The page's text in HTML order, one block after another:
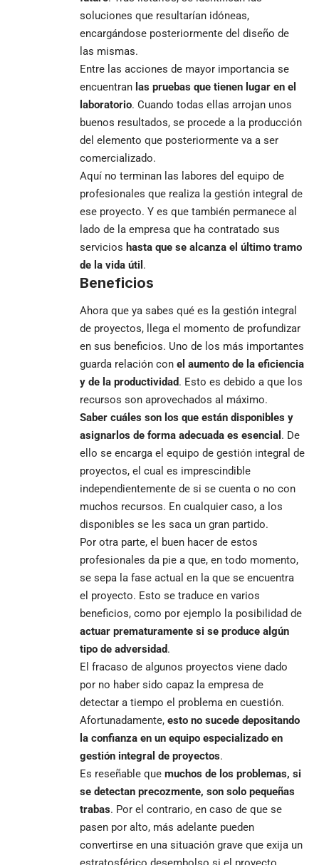
soluciones que resultarían idóneas,
encargándose posteriormente del diseño de
las mismas.
Entre las acciones de mayor importancia se
encuentran las pruebas que tienen lugar en el
laboratorio. Cuando todas ellas arrojan unos
buenos resultados, se procede a la producción
del elemento que posteriormente va a ser
comercializado.
Aquí no terminan las labores del equipo de
profesionales que realiza la gestión integral de
ese proyecto. Y es que también permanece al
lado de la empresa que ha contratado sus
servicios hasta que se alcanza el último tramo
de la vida útil .
Beneficios
Ahora que ya sabes qué es la gestión integral
de proyectos, llega el momento de profundizar
en sus beneficios. Uno de los más importantes
guarda relación con el aumento de la eficiencia
y de la productividad. Esto es debido a que los
recursos son aprovechados al máximo.
Saber cuáles son los que están disponibles y
asignarlos de forma adecuada es esencial . De
ello se encarga el equipo de gestión integral de
proyectos, el cual es imprescindible
independientemente de si se cuenta o no con
muchos recursos. En cualquier caso, a los
disponibles se les saca un gran partido.
Por otra parte, el buen hacer de estos
profesionales da pie a que, en todo momento,
se sepa la fase actual en la que se encuentra
el proyecto. Esto se traduce en varios
beneficios, como por ejemplo la posibilidad de
actuar prematuramente si se produce algún
tipo de adversidad.
El fracaso de algunos proyectos viene dado
por no haber sido capaz la empresa de
detectar a tiempo el problema en cuestión.
Afortunadamente, esto no sucede depositando
la confianza en un equipo especializado en
gestión integral de proyectos.
Es reseñable que muchos de los problemas, si
se detectan precozmente, son solo pequeñas
trabas. Por el contrario, en caso de que se
pasen por alto, más adelante pueden
convertirse en una situación grave que exija un